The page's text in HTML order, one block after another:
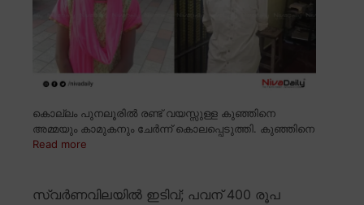
കൊല്ലം പുനലൂരിൽ രണ്ട് വയസ്സുള്ള കുഞ്ഞിനെ
അമ്മയും കാമുകനും ചേർന്ന് കൊലപ്പെടുത്തി. കുഞ്ഞിനെ
Read more
സ്വർണവിലയിൽ ഇടിവ്; പവന് 400 രൂപ